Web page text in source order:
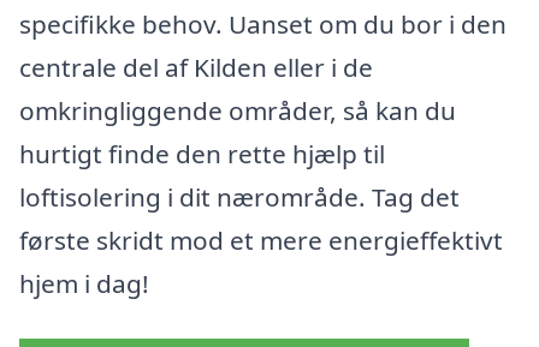
specifikke behov. Uanset om du bor i den
centrale del af Kilden eller i de
omkringliggende områder, så kan du
hurtigt finde den rette hjælp til
loftisolering i dit nærområde. Tag det
første skridt mod et mere energieffektivt
hjem i dag!